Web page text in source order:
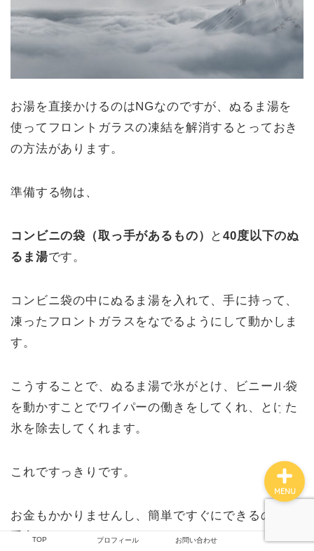
お湯を直接かけるのはNGなのですが、ぬるま湯を
使ってフロントガラスの凍結を解消するとっておき
の方法があります。
準備する物は、
コンビニの袋（取っ手があるもの） と40度以下のぬ
るま湯です。
コンビニ袋の中にぬるま湯を入れて、手に持って、
凍ったフロントガラスをなでるようにして動かしま
す。
こうすることで、ぬるま湯で氷がとけ、ビニール袋
を動かすことでワイパーの働きをしてくれ、とけた
氷を除去してくれます。
これですっきりです。
お金もかかりませんし、簡単ですぐにできるので、
重宝しますよね。
TOP プロフィール お問い合わせ
MENU
TOP
プロフィール